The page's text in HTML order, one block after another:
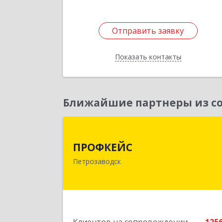
Отправить заявку
Показать контакты
Отправить заявку
Назад
Ближайшие партнеры из
ПРОФКЕЙС
Петрозаводск